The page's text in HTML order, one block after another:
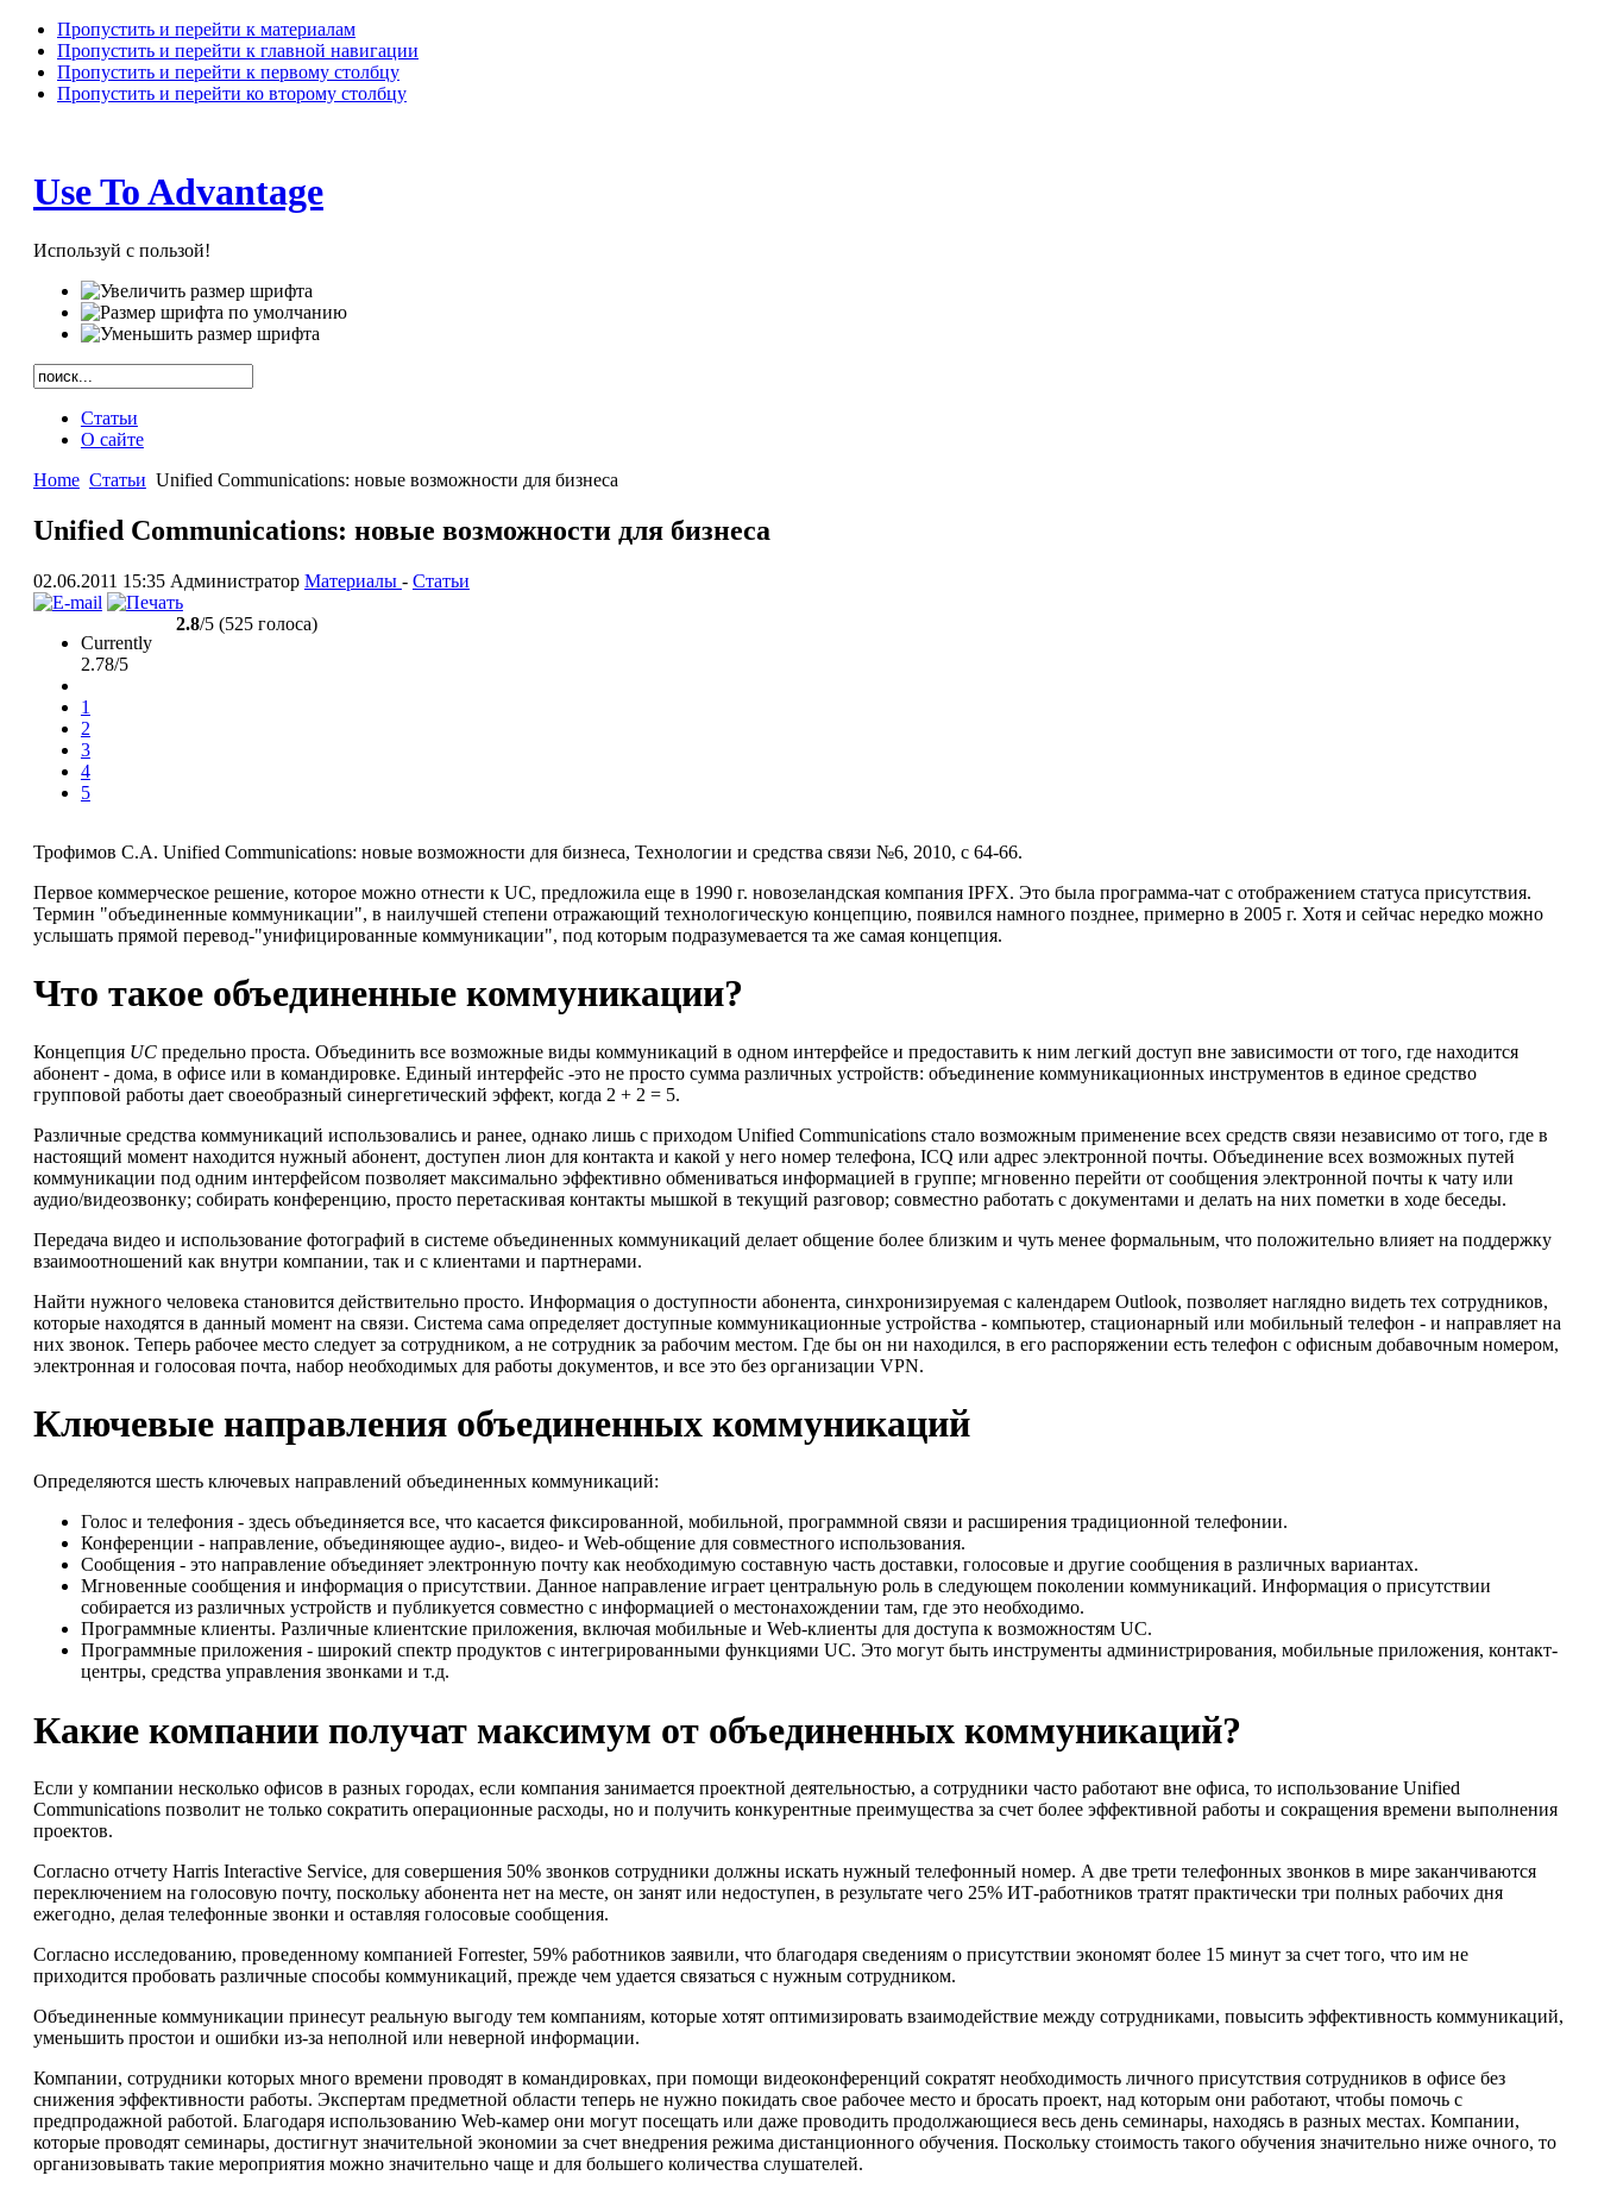
Пропустить и перейти к материалам
Пропустить и перейти к главной навигации
Пропустить и перейти к первому столбцу
Пропустить и перейти ко второму столбцу
Use To Advantage
Используй с пользой!
Статьи
О сайте
Home Статьи Unified Communications: новые возможности для бизнеса
Unified Communications: новые возможности для бизнеса
02.06.2011 15:35 Администратор Материалы - Статьи
Currently
2.78/5
1
2
3
4
5
2.8/5 (525 голоса)
Трофимов С.А. Unified Communications: новые возможности для бизнеса, Технологии и средства связи №6, 2010, с 64-66.
Первое коммерческое решение, которое можно отнести к UC, предложила еще в 1990 г. новозеландская компания IPFX. Это была программа-чат с отображением статуса присутствия.
Термин "объединенные коммуникации", в наилучшей степени отражающий технологическую концепцию, появился намного позднее, примерно в 2005 г. Хотя и сейчас нередко можно
услышать прямой перевод-"унифицированные коммуникации", под которым подразумевается та же самая концепция.
Что такое объединенные коммуникации?
Концепция UCпредельно проста. Объединить все возможные виды коммуникаций в одном интерфейсе и предоставить к ним легкий доступ вне зависимости от того, где находится
абонент - дома, в офисе или в командировке. Единый интерфейс -это не просто сумма различных устройств: объединение коммуникационных инструментов в единое средство
групповой работы дает своеобразный синергетический эффект, когда 2 + 2 = 5.
Различные средства коммуникаций использовались и ранее, однако лишь с приходом Unified Communications стало возможным применение всех средств связи независимо от того, где в
настоящий момент находится нужный абонент, доступен лион для контакта и какой у него номер телефона, ICQ или адрес электронной почты. Объединение всех возможных путей
коммуникации под одним интерфейсом позволяет максимально эффективно обмениваться информацией в группе; мгновенно перейти от сообщения электронной почты к чату или
аудио/видеозвонку; собирать конференцию, просто перетаскивая контакты мышкой в текущий разговор; совместно работать с документами и делать на них пометки в ходе беседы.
Передача видео и использование фотографий в системе объединенных коммуникаций делает общение более близким и чуть менее формальным, что положительно влияет на поддержку
взаимоотношений как внутри компании, так и с клиентами и партнерами.
Найти нужного человека становится действительно просто. Информация о доступности абонента, синхронизируемая с календарем Outlook, позволяет наглядно видеть тех сотрудников,
которые находятся в данный момент на связи. Система сама определяет доступные коммуникационные устройства - компьютер, стационарный или мобильный телефон - и направляет на
них звонок. Теперь рабочее место следует за сотрудником, а не сотрудник за рабочим местом. Где бы он ни находился, в его распоряжении есть телефон с офисным добавочным номером,
электронная и голосовая почта, набор необходимых для работы документов, и все это без организации VPN.
Ключевые направления объединенных коммуникаций
Определяются шесть ключевых направлений объединенных коммуникаций:
Голос и телефония - здесь объединяется все, что касается фиксированной, мобильной, программной связи и расширения традиционной телефонии.
Конференции - направление, объединяющее аудио-, видео- и Web-общение для совместного использования.
Сообщения - это направление объединяет электронную почту как необходимую составную часть доставки, голосовые и другие сообщения в различных вариантах.
Мгновенные сообщения и информация о присутствии. Данное направление играет центральную роль в следующем поколении коммуникаций. Информация о присутствии
собирается из различных устройств и публикуется совместно с информацией о местонахождении там, где это необходимо.
Программные клиенты. Различные клиентские приложения, включая мобильные и Web-клиенты для доступа к возможностям UC.
Программные приложения - широкий спектр продуктов с интегрированными функциями UC. Это могут быть инструменты администрирования, мобильные приложения, контакт-
центры, средства управления звонками и т.д.
Какие компании получат максимум от объединенных коммуникаций?
Если у компании несколько офисов в разных городах, если компания занимается проектной деятельностью, а сотрудники часто работают вне офиса, то использование Unified
Communications позволит не только сократить операционные расходы, но и получить конкурентные преимущества за счет более эффективной работы и сокращения времени выполнения
проектов.
Согласно отчету Harris Interactive Service, для совершения 50% звонков сотрудники должны искать нужный телефонный номер. А две трети телефонных звонков в мире заканчиваются
переключением на голосовую почту, поскольку абонента нет на месте, он занят или недоступен, в результате чего 25% ИТ-работников тратят практически три полных рабочих дня
ежегодно, делая телефонные звонки и оставляя голосовые сообщения.
Согласно исследованию, проведенному компанией Forrester, 59% работников заявили, что благодаря сведениям о присутствии экономят более 15 минут за счет того, что им не
приходится пробовать различные способы коммуникаций, прежде чем удается связаться с нужным сотрудником.
Объединенные коммуникации принесут реальную выгоду тем компаниям, которые хотят оптимизировать взаимодействие между сотрудниками, повысить эффективность коммуникаций,
уменьшить простои и ошибки из-за неполной или неверной информации.
Компании, сотрудники которых много времени проводят в командировках, при помощи видеоконференций сократят необходимость личного присутствия сотрудников в офисе без
снижения эффективности работы. Экспертам предметной области теперь не нужно покидать свое рабочее место и бросать проект, над которым они работают, чтобы помочь с
предпродажной работой. Благодаря использованию Web-камер они могут посещать или даже проводить продолжающиеся весь день семинары, находясь в разных местах. Компании,
которые проводят семинары, достигнут значительной экономии за счет внедрения режима дистанционного обучения. Поскольку стоимость такого обучения значительно ниже очного, то
организовывать такие мероприятия можно значительно чаще и для большего количества слушателей.